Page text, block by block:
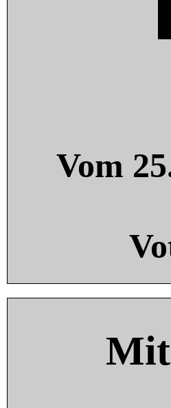
Vom
Mit